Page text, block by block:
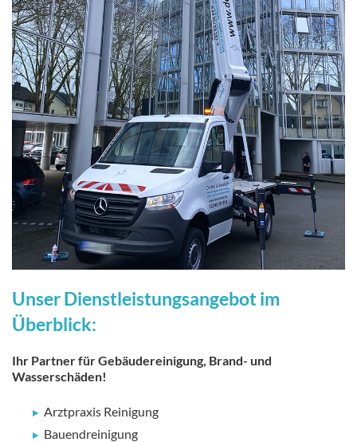
Unser Dienstleistungsangebot im
Überblick:
Ihr Partner für Gebäudereinigung, Brand- und
Wasserschäden!
Arztpraxis Reinigung
Bauendreinigung